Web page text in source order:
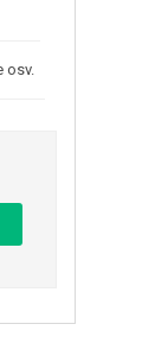
osv.